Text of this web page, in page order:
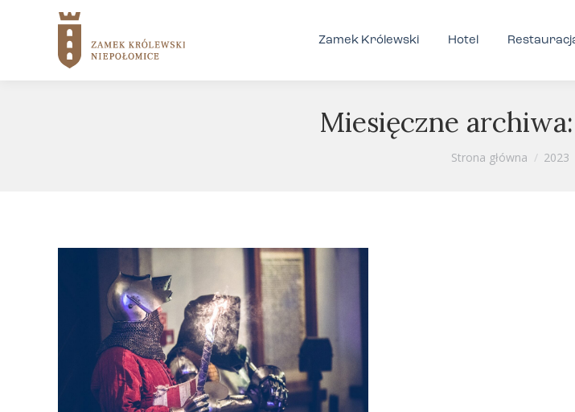
Zamek Królewski Hotel
Miesięczne archiwa:
Jesteś tutaj:
Strona główna 2023